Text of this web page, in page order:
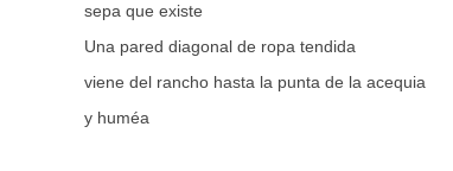
sepa que existe
Una pared diagonal de ropa tendida
viene del rancho hasta la punta de la acequia
y huméa